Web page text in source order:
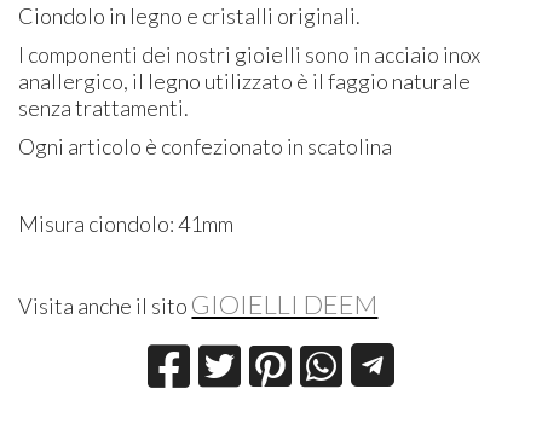
Ciondolo in legno e cristalli originali.
I componenti dei nostri gioielli sono in acciaio inox
anallergico, il legno utilizzato è il faggio naturale
senza trattamenti.
Ogni articolo è confezionato in scatolina
Misura ciondolo: 41mm
Visita anche il sito GIOIELLI DEEM